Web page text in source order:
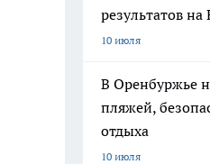
результатов на
10 июля
В Оренбуржье
пляжей,
отдыха
10 июля